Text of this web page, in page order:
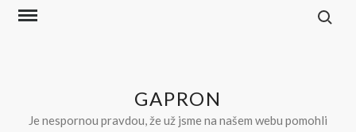
Skip
GAPRON
Je nespornou pravdou, že už jsme na našem webu pomohli